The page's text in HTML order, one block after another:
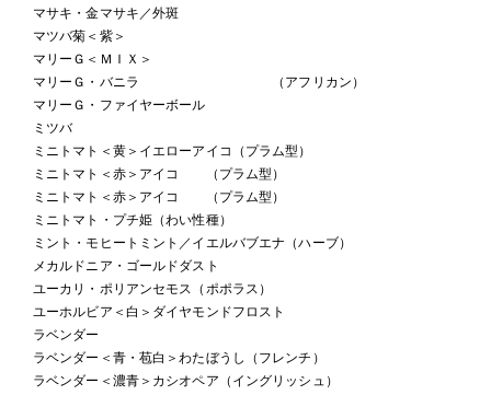
マサキ・金マサキ／外斑
マツバ菊＜紫＞
マリーＧ＜ＭＩＸ＞
マリーＧ・バニラ （アフリカン）
マリーＧ・ファイヤーボール
ミツバ
ミニトマト＜黄＞イエローアイコ（プラム型）
ミニトマト＜赤＞アイコ （プラム型）
ミニトマト＜赤＞アイコ （プラム型）
ミニトマト・プチ姫（わい性種）
ミント・モヒートミント／イエルバブエナ（ハーブ）
メカルドニア・ゴールドダスト
ユーカリ・ポリアンセモス（ポポラス）
ユーホルビア＜白＞ダイヤモンドフロスト
ラベンダー
ラベンダー＜青・苞白＞わたぼうし（フレンチ）
ラベンダー＜濃青＞カシオペア（イングリッシュ）